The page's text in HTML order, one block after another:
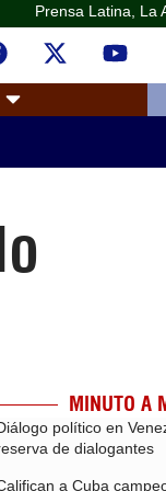
Prensa Latina, La
MINUTO A
político en
de dialogantes
a Cuba